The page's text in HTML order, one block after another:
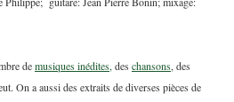
demusiques inédites, des chansons, des
On a aussi des extraits de diverses pièces de